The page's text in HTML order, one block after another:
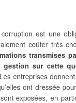
est une
coûter très
transmises
gestion sur cette
entreprises
ont dressée
exposées, en